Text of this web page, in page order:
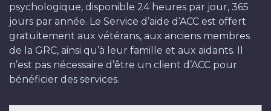
psychologique, disponible 24 heures par jour, 365
jours par année. Le Service d’aide d’ACC est offert
gratuitement aux vétérans, aux anciens membres
de la GRC, ainsi qu’à leur famille et aux aidants. Il
n’est pas nécessaire d’être un client d’ACC pour
bénéficier des services.